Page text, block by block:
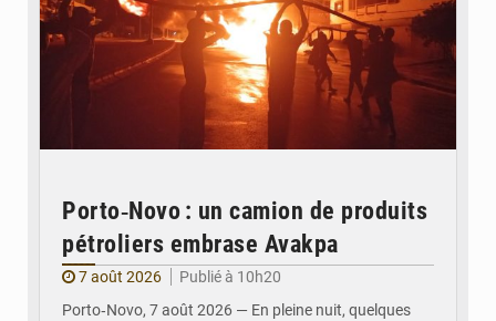
Porto‑Novo : un camion de produits
pétroliers embrase Avakpa
7 août 2026
Publié à 10h20
Porto‑Novo, 7 août 2026 — En pleine nuit, quelques